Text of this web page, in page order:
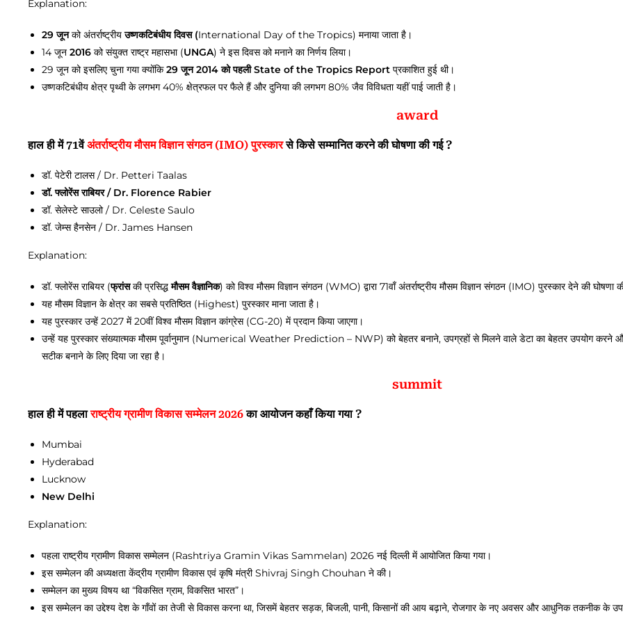
Explanation:
29 जूनको अंतर्राष्ट्रीयउष्णकटिबंधीय दिवस (International Day of the Tropics) मनाया जाता है।
14 जून 2016 को संयुक्त राष्ट्र महासभा (UNGA) ने इस दिवस को मनाने का निर्णय लिया।
29 जून को इसलिए चुना गया क्योंकि29 जून 2014 को पहली State of the Tropics Report प्रकाशित हुई थी।
उष्णकटिबंधीय क्षेत्र पृथ्वी के लगभग 40% क्षेत्रफल पर फैले हैं और दुनिया की लगभग 80% जैव विविधता यहीं पाई जाती है।
award
हाल ही में 71वेंअंतर्राष्ट्रीय मौसम विज्ञान संगठन (IMO) पुरस्कारसे किसे सम्मानित करने की घोषणा की गई ?
डॉ. पेटेरी टालस / Dr. Petteri Taalas
डॉ. फ्लोरेंस राबियर / Dr. Florence Rabier
डॉ. सेलेस्टे साउलो / Dr. Celeste Saulo
डॉ. जेम्स हैनसेन / Dr. James Hansen
Explanation:
डॉ. फ्लोरेंस राबियर (फ्रांसकी प्रसिद्धमौसम वैज्ञानिक) को विश्व मौसम विज्ञान संगठन (WMO) द्वारा 71वाँ अंतर्राष्ट्रीय मौसम विज्ञान संगठन (IMO) पुरस्कार देने की घोषणा
यह मौसम विज्ञान के क्षेत्र का सबसे प्रतिष्ठित (Highest) पुरस्कार माना जाता है।
यह पुरस्कार उन्हें 2027 में 20वीं विश्व मौसम विज्ञान कांग्रेस (CG-20) में प्रदान किया जाएगा।
उन्हें यह पुरस्कार संख्यात्मक मौसम पूर्वानुमान (Numerical Weather Prediction – NWP) को बेहतर बनाने, उपग्रहों से मिलने वाले डेटा का बेहतर उपयोग करने
सटीक बनाने के लिए दिया जा रहा है।
summit
हाल ही में पहलाराष्ट्रीय ग्रामीण विकास सम्मेलन 2026का आयोजन कहाँ किया गया ?
Mumbai
Hyderabad
Lucknow
New Delhi
Explanation:
पहला राष्ट्रीय ग्रामीण विकास सम्मेलन (Rashtriya Gramin Vikas Sammelan) 2026 नई दिल्ली में आयोजित किया गया।
इस सम्मेलन की अध्यक्षता केंद्रीय ग्रामीण विकास एवं कृषि मंत्री Shivraj Singh Chouhan ने की।
सम्मेलन का मुख्य विषय था “विकसित ग्राम, विकसित भारत”।
इस सम्मेलन का उद्देश्य देश के गाँवों का तेजी से विकास करना था, जिसमें बेहतर सड़क, बिजली, पानी, किसानों की आय बढ़ाने, रोजगार के नए अवसर और आधुनिक तकनीक के